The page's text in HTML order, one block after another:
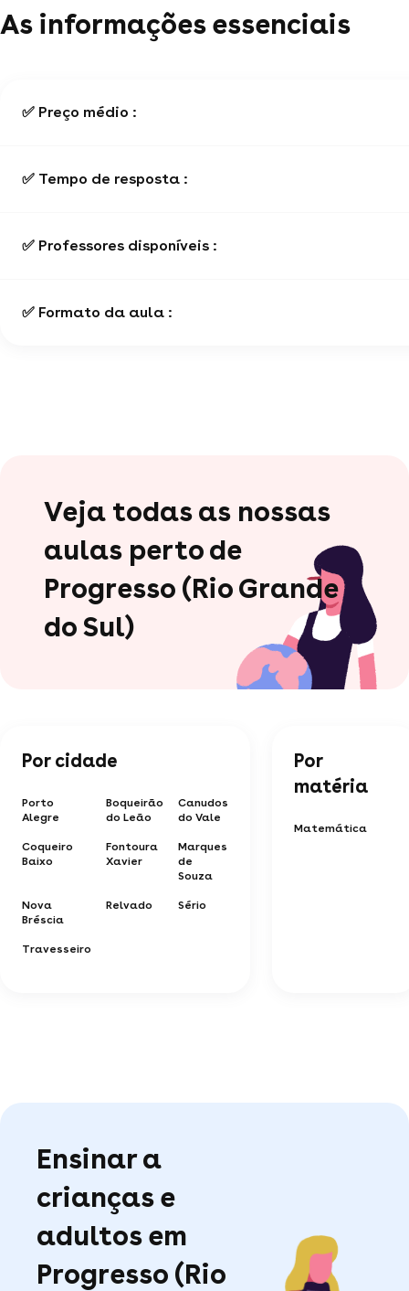
As informações essenciais
✅ Preço médio :
✅ Tempo de resposta :
✅ Professores disponíveis :
✅ Formato da aula :
Veja todas as nossas
aulas perto de
Progresso (Rio Grande
do Sul)
Por cidade
Porto
Alegre
Boqueirão
do Leão
Canudos
do Vale
Coqueiro
Baixo
Fontoura
Xavier
Marques
de
Souza
Nova
Bréscia
Relvado Sério
Travesseiro
Por
matéria
Matemática
Ensinar a
crianças e
adultos em
Progresso (Rio